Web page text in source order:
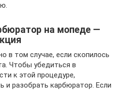
на мопеде —
в том случае, если скопилось
Чтобы убедиться в
к этой процедуре,
и разобрать карбюратор. Если